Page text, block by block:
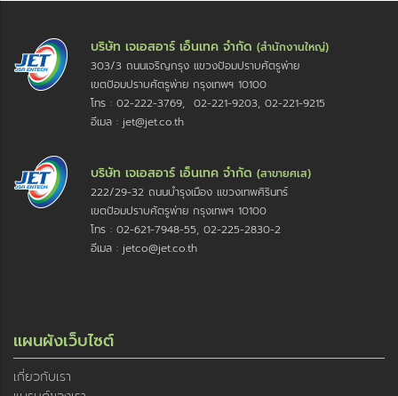
บริษัท เจเอสอาร์ เอ็นเทค จำกัด (สำนักงานใหญ่)
303/3 ถนนเจริญกรุง แขวงป้อมปราบศัตรูพ่าย
เขตป้อมปราบศัตรูพ่าย กรุงเทพฯ 10100
โทร : 02-222-3769, 02-221-9203, 02-221-9215
อีเมล : jet@jet.co.th
บริษัท เจเอสอาร์ เอ็นเทค จำกัด (สาขายศเส)
222/29-32 ถนนบำรุงเมือง แขวงเทพศิรินทร์
เขตป้อมปราบศัตรูพ่าย กรุงเทพฯ 10100
โทร : 02-621-7948-55, 02-225-2830-2
อีเมล : jetco@jet.co.th
แผนผังเว็บไซต์
เกี่ยวกับเรา